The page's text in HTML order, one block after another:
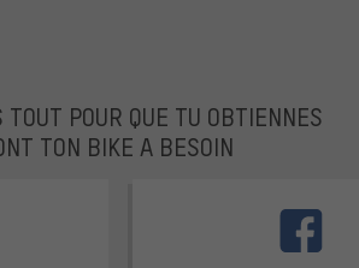
TOUT POUR QUE TU OBTIENNES
TON BIKE A BESOIN